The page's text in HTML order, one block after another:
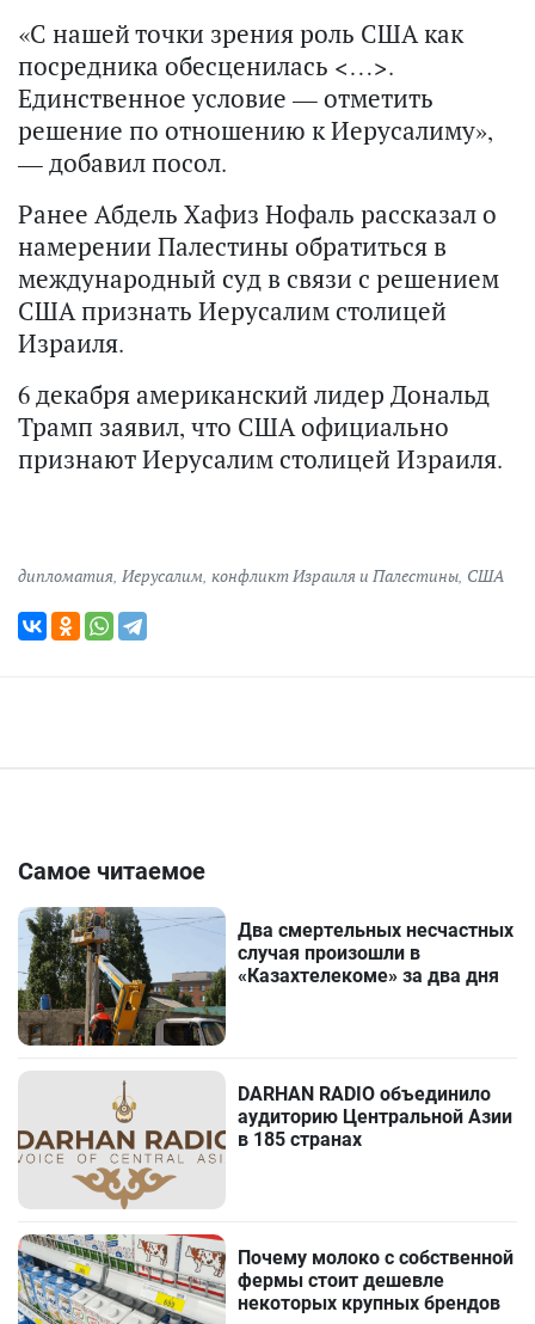
«С нашей точки зрения роль США как
посредника обесценилась <…>.
Единственное условие — отметить
решение по отношению к Иерусалиму»,
— добавил посол.
Ранее Абдель Хафиз Нофаль рассказал о
намерении Палестины обратиться в
международный суд в связи с решением
США признать Иерусалим столицей
Израиля.
6 декабря американский лидер Дональд
Трамп заявил, что США официально
признают Иерусалим столицей Израиля.
дипломатия, Иерусалим, конфликт Израиля и Палестины, США
Самое читаемое
Два смертельных несчастных
случая произошли в
«Казахтелекоме» за два дня
DARHAN RADIO объединило
аудиторию Центральной Азии
в 185 странах
Почему молоко с собственной
фермы стоит дешевле
некоторых крупных брендов